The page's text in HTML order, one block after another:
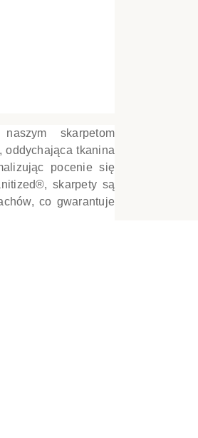
skarpetom
oddychająca tkanina
pocenie się
skarpety są
co gwarantuje